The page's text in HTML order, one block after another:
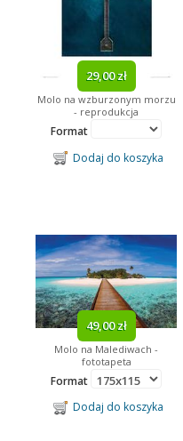
29,00 zł
Molo na wzburzonym morzu
- reprodukcja
Format
Dodaj do koszyka
49,00 zł
Molo na Malediwach -
fototapeta
Format
Dodaj do koszyka